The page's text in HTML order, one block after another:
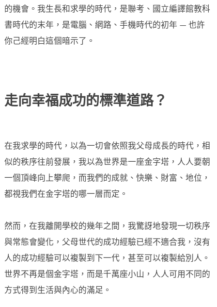
的機會。我生長和求學的時代，是聯考、國立編譯館教科
書時代的末年，是電腦、網路、手機時代的初年 — 也許
你己經明白這個暗示了。
走向幸福成功的標準道路？
在我求學的時代，以為一切會依照我父母成長的時代，相
似的秩序往前發展，我以為世界是一座金字塔，人人要朝
一個頂峰向上攀爬，而我們的成就、快樂、財富、地位，
都視我們在金字塔的哪一層而定。
然而，在我離開學校的幾年之間，我驚訝地發現一切秩序
與常態會變化，父母世代的成功經驗已經不適合我，沒有
人的成功經驗可以複製到下一代，甚至可以複製給別人。
世界不再是個金字塔，而是千萬座小山，人人可用不同的
方式得到生活與內心的滿足。